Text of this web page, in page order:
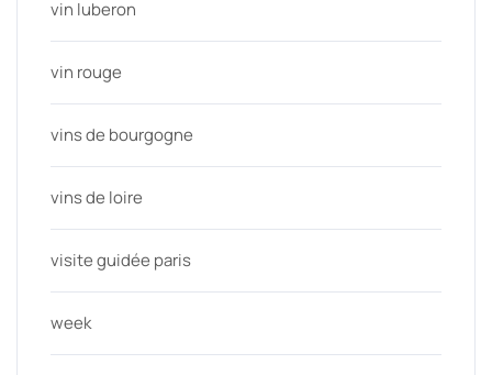
vin luberon
vin rouge
vins de bourgogne
vins de loire
visite guidée paris
week